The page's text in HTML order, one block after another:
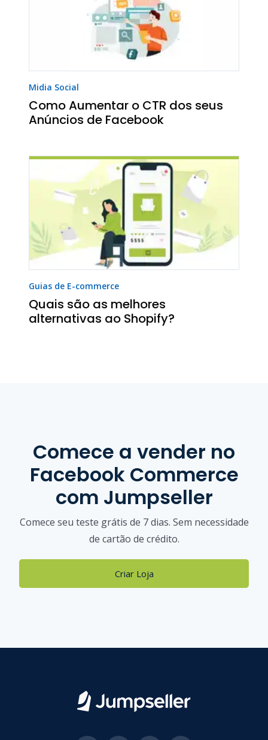
Midia Social
Como Aumentar o CTR dos seus
Anúncios de Facebook
Guias de E-commerce
Quais são as melhores
alternativas ao Shopify?
Comece a vender no
Facebook Commerce
com Jumpseller
Comece seu teste grátis de 7 dias. Sem necessidade
de cartão de crédito.
Criar Loja